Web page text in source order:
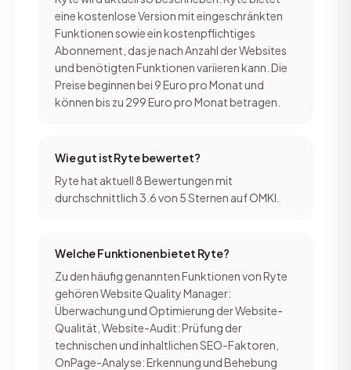
eine kostenlose Version mit eingeschränkten
Funktionen sowie ein kostenpflichtiges
Abonnement, das je nach Anzahl der Websites
und benötigten Funktionen variieren kann. Die
Preise beginnen bei 9 Euro pro Monat und
können bis zu 299 Euro pro Monat betragen.
Wie gut ist Ryte bewertet?
Ryte hat aktuell 8 Bewertungen mit
durchschnittlich 3.6 von 5 Sternen auf OMKI.
Welche Funktionen bietet Ryte?
Zu den häufig genannten Funktionen von Ryte
gehören Website Quality Manager:
Überwachung und Optimierung der Website-
Qualität, Website-Audit: Prüfung der
technischen und inhaltlichen SEO-Faktoren,
OnPage-Analyse: Erkennung und Behebung